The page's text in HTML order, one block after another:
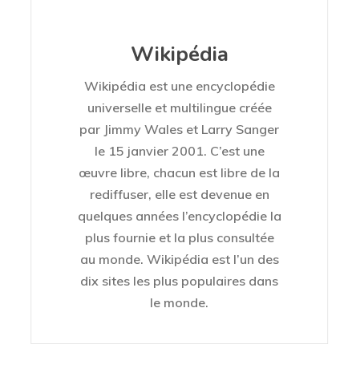
Wikipédia
Wikipédia est une encyclopédie
universelle et multilingue créée
par Jimmy Wales et Larry Sanger
le 15 janvier 2001. C’est une
œuvre libre, chacun est libre de la
rediffuser, elle est devenue en
quelques années l’encyclopédie la
plus fournie et la plus consultée
au monde. Wikipédia est l’un des
dix sites les plus populaires dans
le monde.